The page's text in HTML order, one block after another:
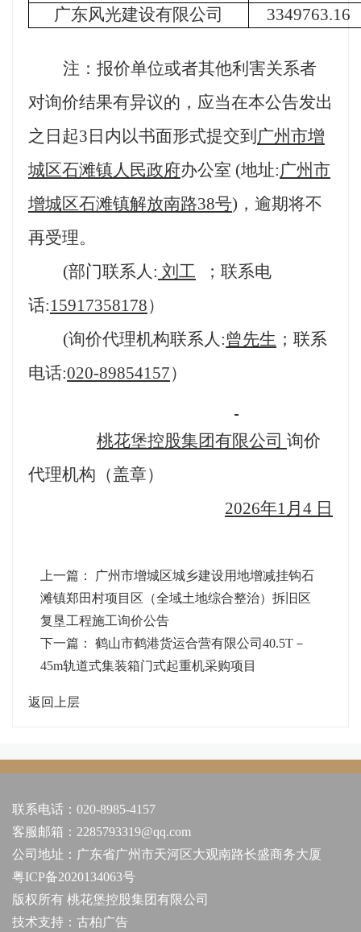
广东风光建设有限公司
3349763.16
注：报价单位或者其他利害关系者
对询价结果有异议的，应当在本公告发出
之日起3日内以书面形式提交到 广州市增
城区石滩镇人民政府办公室 (地址:广州市
增城区石滩镇解放南路38号)，逾期将不
再受理。
(部门联系人: 刘工 ； 联系电
话:15917358178）
(询价代理机构联系人:曾先生 ； 联系
电话:020-89854157）
桃花堡控股集团有限公司 询价
代理机构（盖章）
2026年1月4 日
上一篇：
广州市增城区城乡建设用地增减挂钩石
滩镇郑田村项目区（全域土地综合整治）拆旧区
复垦工程施工询价公告
下一篇： 鹤山市鹤港货运合营有限公司40.5T－
45m轨道式集装箱门式起重机采购项目
返回上层
联系电话：020-8985-4157
客服邮箱：2285793319@qq.com
公司地址：广东省广州市天河区大观南路长盛商务大厦
粤ICP备2020134063号
版权所有 桃花堡控股集团有限公司
技术支持： 古柏广告